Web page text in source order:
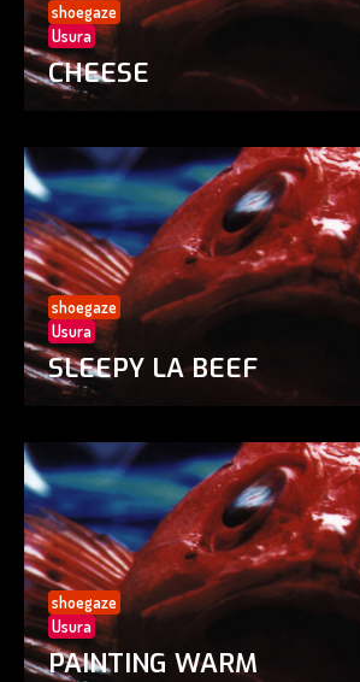
shoegaze
Usura
CHEESE
shoegaze
Usura
SLEEPY LA BEEF
shoegaze
Usura
PAINTING WARM